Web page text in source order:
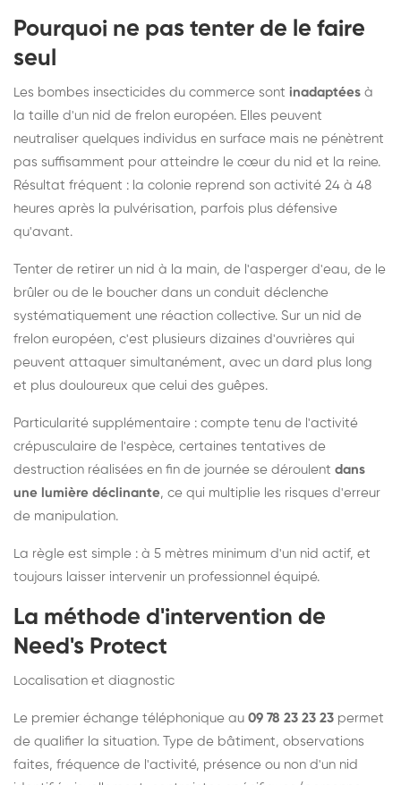
Pourquoi ne pas tenter de le faire
seul
Les bombes insecticides du commerce sont inadaptées à
la taille d'un nid de frelon européen. Elles peuvent
neutraliser quelques individus en surface mais ne pénètrent
pas suffisamment pour atteindre le cœur du nid et la reine.
Résultat fréquent : la colonie reprend son activité 24 à 48
heures après la pulvérisation, parfois plus défensive
qu'avant.
Tenter de retirer un nid à la main, de l'asperger d'eau, de le
brûler ou de le boucher dans un conduit déclenche
systématiquement une réaction collective. Sur un nid de
frelon européen, c'est plusieurs dizaines d'ouvrières qui
peuvent attaquer simultanément, avec un dard plus long
et plus douloureux que celui des guêpes.
Particularité supplémentaire : compte tenu de l'activité
crépusculaire de l'espèce, certaines tentatives de
destruction réalisées en fin de journée se déroulent dans
une lumière déclinante, ce qui multiplie les risques d'erreur
de manipulation.
La règle est simple : à 5 mètres minimum d'un nid actif, et
toujours laisser intervenir un professionnel équipé.
La méthode d'intervention de
Need's Protect
Localisation et diagnostic
Le premier échange téléphonique au 09 78 23 23 23 permet
de qualifier la situation. Type de bâtiment, observations
faites, fréquence de l'activité, présence ou non d'un nid